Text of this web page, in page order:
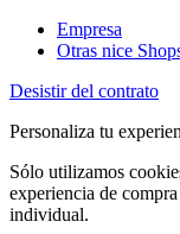
Empresa
Otras nice
Desistir del contrato
Personaliza tu
Sólo utilizamos
experiencia de
individual.